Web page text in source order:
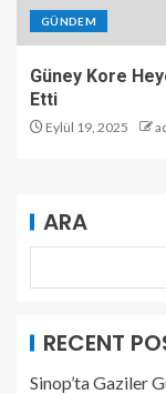
GÜNDEM
Güney Kore
Etti
Eylül 19, 2025
ARA
RECENT
Sinop’ta Gaziler